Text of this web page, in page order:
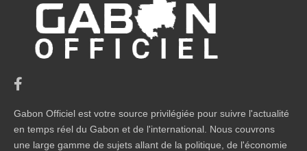
Gabon Officiel est votre source privilégiée pour suivre l'actualité
en temps réel du Gabon et de l'international. Nous couvrons
une large gamme de sujets allant de la politique, de l'économie